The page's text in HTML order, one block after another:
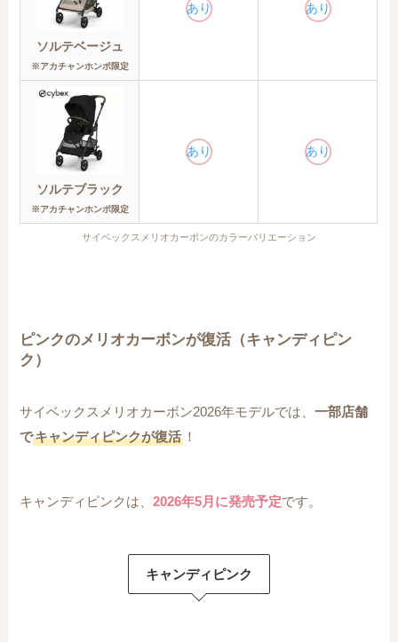
ソルテベージュ
※アカチャンホンポ限定
あり あり
ソルテブラック
※アカチャンホンポ限定
あり あり
サイベックスメリオカーボンのカラーバリエーション
ピンクのメリオカーボンが復活（キャンディピン
ク）
サイベックスメリオカーボン2026年モデルでは、一部店舗
でキャンディピンクが復活 ！
キャンディピンクは、2026年5月に発売予定です。
キャンディピンク